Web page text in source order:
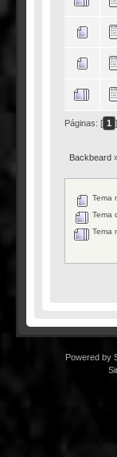
Páginas: [ 1 ]
Backbeard
Tema
Tema
Tema
Powered by